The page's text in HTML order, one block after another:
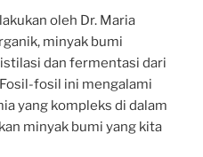
oleh Dr. Maria
minyak bumi
dan fermentasi dari
fosil ini mengalami
yang kompleks di dalam
minyak bumi yang kita